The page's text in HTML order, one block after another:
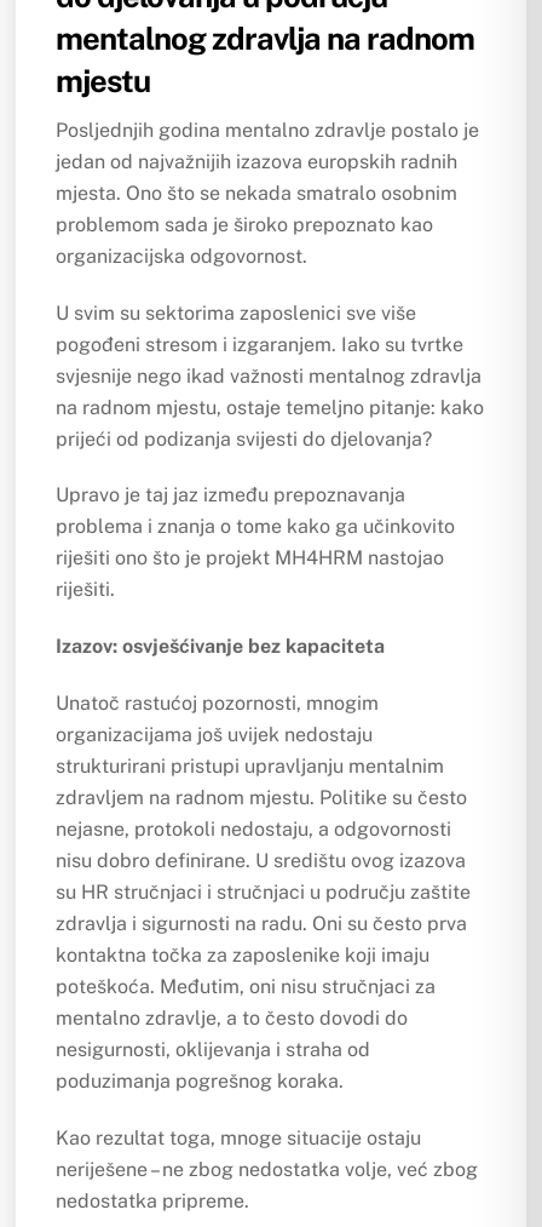
mentalnog zdravlja na radnom
mjestu
Posljednjih godina mentalno zdravlje postalo je
jedan od najvažnijih izazova europskih radnih
mjesta. Ono što se nekada smatralo osobnim
problemom sada je široko prepoznato kao
organizacijska odgovornost.
U svim su sektorima zaposlenici sve više
pogođeni stresom i izgaranjem. Iako su tvrtke
svjesnije nego ikad važnosti mentalnog zdravlja
na radnom mjestu, ostaje temeljno pitanje: kako
prijeći od podizanja svijesti do djelovanja?
Upravo je taj jaz između prepoznavanja
problema i znanja o tome kako ga učinkovito
riješiti ono što je projekt MH4HRM nastojao
riješiti.
Izazov: osvješćivanje bez kapaciteta
Unatoč rastućoj pozornosti, mnogim
organizacijama još uvijek nedostaju
strukturirani pristupi upravljanju mentalnim
zdravljem na radnom mjestu. Politike su često
nejasne, protokoli nedostaju, a odgovornosti
nisu dobro definirane. U središtu ovog izazova
su HR stručnjaci i stručnjaci u području zaštite
zdravlja i sigurnosti na radu. Oni su često prva
kontaktna točka za zaposlenike koji imaju
poteškoća. Međutim, oni nisu stručnjaci za
mentalno zdravlje, a to često dovodi do
nesigurnosti, oklijevanja i straha od
poduzimanja pogrešnog koraka.
Kao rezultat toga, mnoge situacije ostaju
neriješene – ne zbog nedostatka volje, već zbog
nedostatka pripreme.